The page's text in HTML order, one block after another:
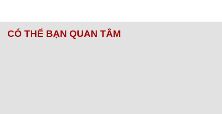
CÓ THỂ BẠN QUAN TÂM